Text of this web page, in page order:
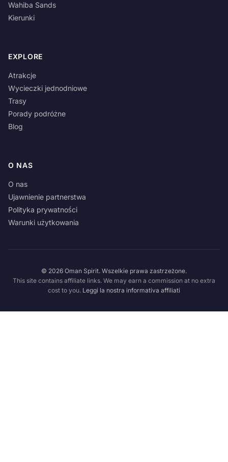
Wahiba Sands
Kierunki
EXPLORE
Atrakcje
Wycieczki jednodniowe
Trasy
Porady podróżne
Blog
O NAS
O nas
Ujawnienie partnerstwa
Polityka prywatności
Warunki użytkowania
© 2026 Oman Spirit. Wszelkie prawa zastrzeżone.
This site contains affiliate links. We may earn a commission at no extra
cost to you. Leggi la nostra informativa affiliati